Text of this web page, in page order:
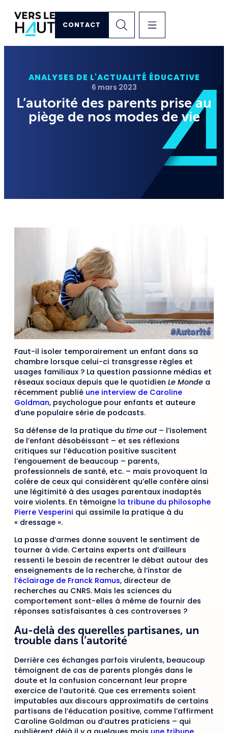
CONTACT
ANALYSES DE L'ACTUALITÉ ÉDUCATIVE
6 mars 2023
L’autorité des parents prise au
piège de nos modes de vie
Faut-il isoler temporairement un enfant dans sa
chambre lorsque celui-ci transgresse règles et
usages familiaux ? La question passionne médias et
réseaux sociaux depuis que le quotidien Le Monde a
récemment publié une interview de Caroline
Goldman, psychologue pour enfants et auteure
d’une populaire série de podcasts.
Sa défense de la pratique du time out– l’isolement
de l’enfant désobéissant – et ses réflexions
critiques sur l’éducation positive suscitent
l’engouement de beaucoup – parents,
professionnels de santé, etc. – mais provoquent la
colère de ceux qui considèrent qu’elle confère ainsi
une légitimité à des usages parentaux inadaptés
voire violents. En témoigne la tribune du philosophe
Pierre Vesperini qui assimile la pratique à du
« dressage ».
La passe d’armes donne souvent le sentiment de
tourner à vide. Certains experts ont d’ailleurs
ressenti le besoin de recentrer le débat autour des
enseignements de la recherche, à l’instar de
l’éclairage de Franck Ramus, directeur de
recherches au CNRS. Mais les sciences du
comportement sont-elles à même de fournir des
réponses satisfaisantes à ces controverses ?
Au-delà des querelles partisanes, un
trouble dans l’autorité
Derrière ces échanges parfois virulents, beaucoup
témoignent de cas de parents plongés dans le
doute et la confusion concernant leur propre
exercice de l’autorité. Que ces errements soient
imputables aux discours approximatifs de certains
partisans de l’éducation positive, comme l’affirment
Caroline Goldman ou d’autres praticiens – qui